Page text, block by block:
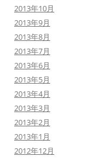
2013年10月
2013年9月
2013年8月
2013年7月
2013年6月
2013年5月
2013年4月
2013年3月
2013年2月
2013年1月
2012年12月